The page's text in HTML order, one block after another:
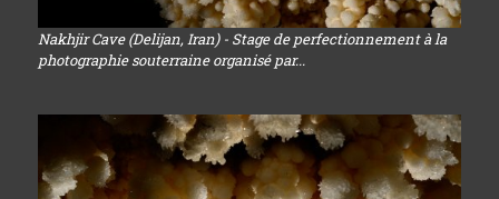
Nakhjir Cave (Delijan, Iran) - Stage de perfectionnement à la
photographie souterraine organisé par...